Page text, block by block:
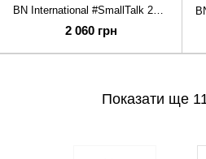
BN International #SmallTalk 219244
2 060 грн
Показати ще